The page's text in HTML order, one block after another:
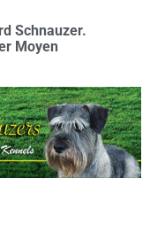
Schnauzer.
Moyen